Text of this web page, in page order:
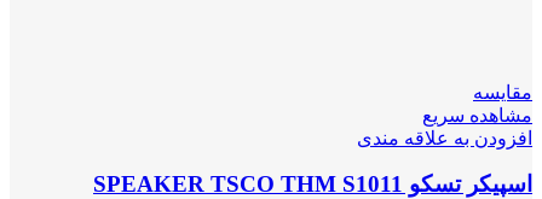
مقایسه
مشاهده سریع
افزودن به علاقه مندی
اسپیکر تسکو SPEAKER TSCO THM S1011